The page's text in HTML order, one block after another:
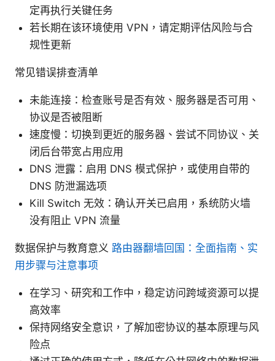
定再执行关键任务
若长期在该环境使用 VPN，请定期评估风险与合
规性更新
常见错误排查清单
未能连接：检查账号是否有效、服务器是否可用、
协议是否被阻断
速度慢：切换到更近的服务器、尝试不同协议、关
闭后台带宽占用应用
DNS 泄露：启用 DNS 模式保护，或使用自带的
DNS 防泄漏选项
Kill Switch 无效：确认开关已启用，系统防火墙
没有阻止 VPN 流量
数据保护与教育意义 路由器翻墙回国：全面指南、实
用步骤与注意事项
在学习、研究和工作中，稳定访问跨域资源可以提
高效率
保持网络安全意识，了解加密协议的基本原理与风
险点